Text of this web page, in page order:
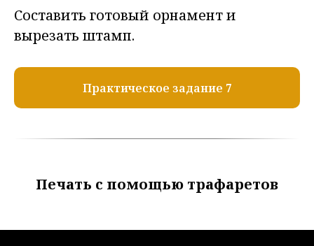
Составить готовый орнамент и
вырезать штамп.
Практическое задание 7
Печать с помощью трафаретов